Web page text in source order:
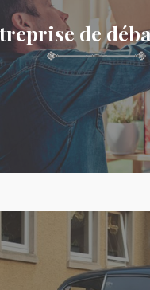
de